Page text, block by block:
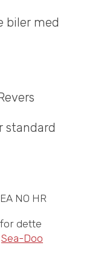
biler med
standard
NO HR
dette
Sea-Doo